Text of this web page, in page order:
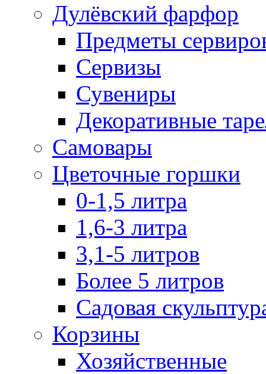
Дулёвский фарфор
Предметы
Сервизы
Сувениры
Декоративные
Самовары
Цветочные горшки
0-1,5 литра
1,6-3 литра
3,1-5 литров
Более 5 литров
Садовая
Корзины
Хозяйственные